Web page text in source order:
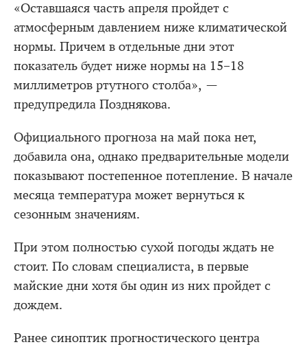
«Оставшаяся часть апреля пройдет с
атмосферным давлением ниже климатической
нормы. Причем в отдельные дни этот
показатель будет ниже нормы на 15–18
миллиметров ртутного столба», —
предупредила Позднякова.
Официального прогноза на май пока нет,
добавила она, однако предварительные модели
показывают постепенное потепление. В начале
месяца температура может вернуться к
сезонным значениям.
При этом полностью сухой погоды ждать не
стоит. По словам специалиста, в первые
майские дни хотя бы один из них пройдет с
дождем.
Ранее синоптик прогностического центра